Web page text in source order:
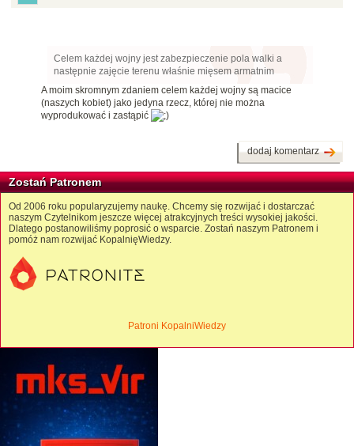
Celem każdej wojny jest zabezpieczenie pola walki a
następnie zajęcie terenu właśnie mięsem armatnim
A moim skromnym zdaniem celem każdej wojny są macice
(naszych kobiet) jako jedyna rzecz, której nie można
wyprodukować i zastąpić
dodaj komentarz
Zostań Patronem
Od 2006 roku popularyzujemy naukę. Chcemy się rozwijać i dostarczać
naszym Czytelnikom jeszcze więcej atrakcyjnych treści wysokiej jakości.
Dlatego postanowiliśmy poprosić o wsparcie. Zostań naszym Patronem i
pomóż nam rozwijać KopalnięWiedzy.
Patroni KopalniWiedzy